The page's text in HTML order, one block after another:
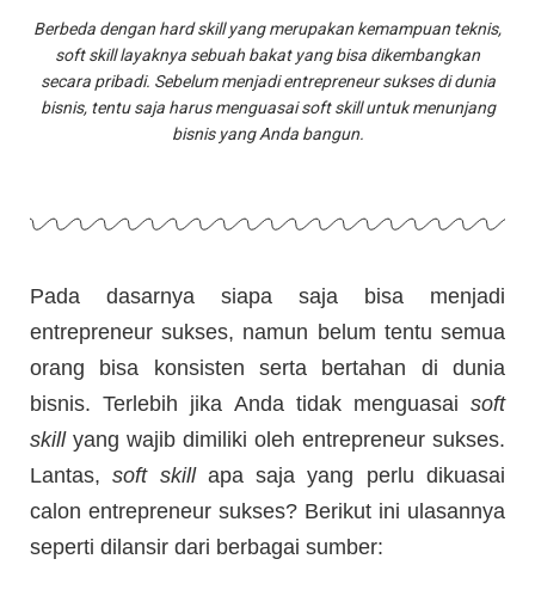
Berbeda dengan hard skill yang merupakan kemampuan teknis,
soft skill layaknya sebuah bakat yang bisa dikembangkan
secara pribadi. Sebelum menjadi entrepreneur sukses di dunia
bisnis, tentu saja harus menguasai soft skill untuk menunjang
bisnis yang Anda bangun.
Pada dasarnya siapa saja bisa menjadi
entrepreneur sukses, namun belum tentu semua
orang bisa konsisten serta bertahan di dunia
bisnis. Terlebih jika Anda tidak menguasai soft
skillyang wajib dimiliki oleh entrepreneur sukses.
Lantas,soft skillapa saja yang perlu dikuasai
calon entrepreneur sukses? Berikut ini ulasannya
seperti dilansir dari berbagai sumber: